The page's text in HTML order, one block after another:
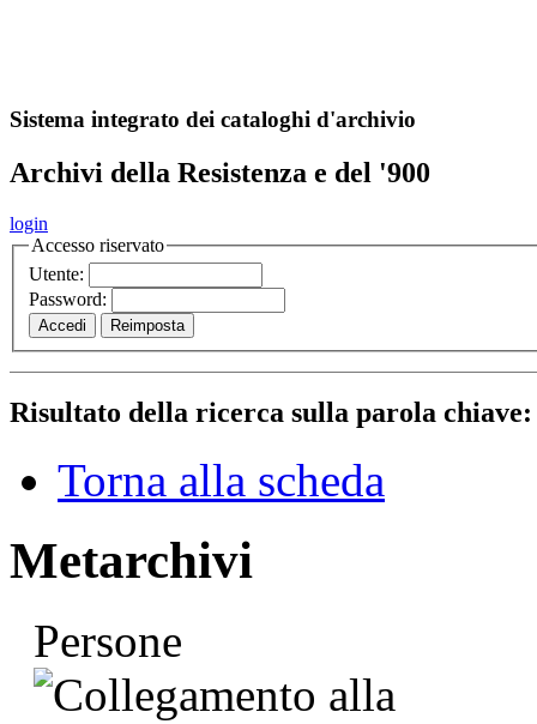
Sistema integrato dei cataloghi d'archivio
Archivi della Resistenza e del '900
login
Accesso riservato
Utente:
Password:
Risultato della ricerca sulla parola
Torna alla scheda
Metarchivi
Persone